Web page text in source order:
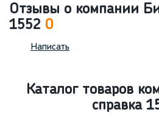
Отзывы о компании
1552 0
Написать
Каталог товаров
справка